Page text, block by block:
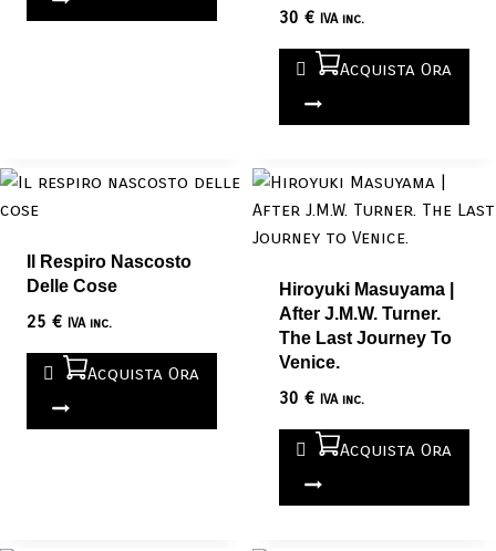
30 € IVA inc.
Acquista Ora
Il Respiro Nascosto
Delle Cose
25 € IVA inc.
Acquista Ora
Hiroyuki Masuyama |
After J.M.W. Turner.
The Last Journey To
Venice.
30 € IVA inc.
Acquista Ora